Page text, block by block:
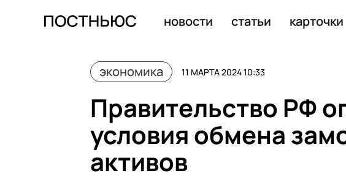
новости статьи карточки
экономика 11 МАРТА 2024 10:33
Правительство РФ
условия обмена
активов